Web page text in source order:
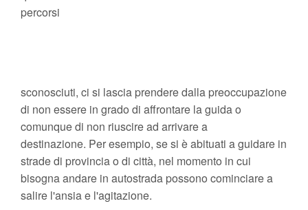
percorsi
sconosciuti, ci si lascia prendere dalla preoccupazione
di non essere in grado di affrontare la guida o
comunque di non riuscire ad arrivare a
destinazione. Per esempio, se si è abituati a guidare in
strade di provincia o di città, nel momento in cui
bisogna andare in autostrada possono cominciare a
salire l'ansia e l'agitazione.